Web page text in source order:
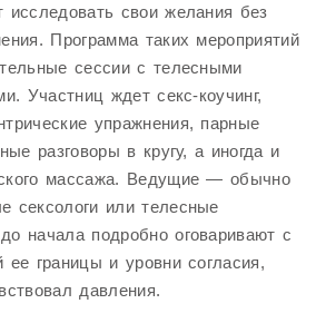
исследовать свои желания без
Программа таких мероприятий
сессии с телесными
Участниц ждет секс-коучинг,
упражнения, парные
разговоры в кругу, а иногда и
массажа. Ведущие — обычно
сексологи или телесные
начала подробно оговаривают с
ее границы и уровни согласия,
давления.